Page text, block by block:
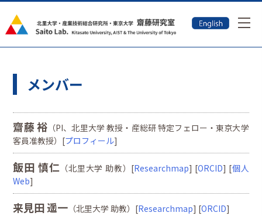
メンバー
齋藤 裕（PI、北里大学 教授・産総研 特定フェロー・東京大学
客員准教授）[プロフィール]
飯田 慎仁 （北里大学 助教）[Researchmap] [ORCID] [個人
Web]
来見田 遥一 （北里大学 助教）[Researchmap] [ORCID]